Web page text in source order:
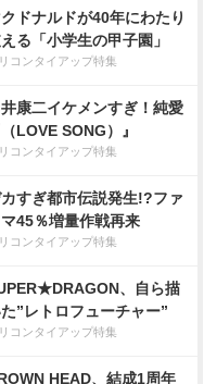
ドナルドが40年にわたり
る「小学生の甲子園」
コンタイアップ特集
康二イケメンすぎ！純愛
（LOVE SONG）』
コンタイアップ特集
すぎ都市伝説発生!?ファ
マ45％増量作戦再来
コンタイアップ特集
、自ら描
”レトロフューチャー”
コンタイアップ特集
HEAD、結成1周年